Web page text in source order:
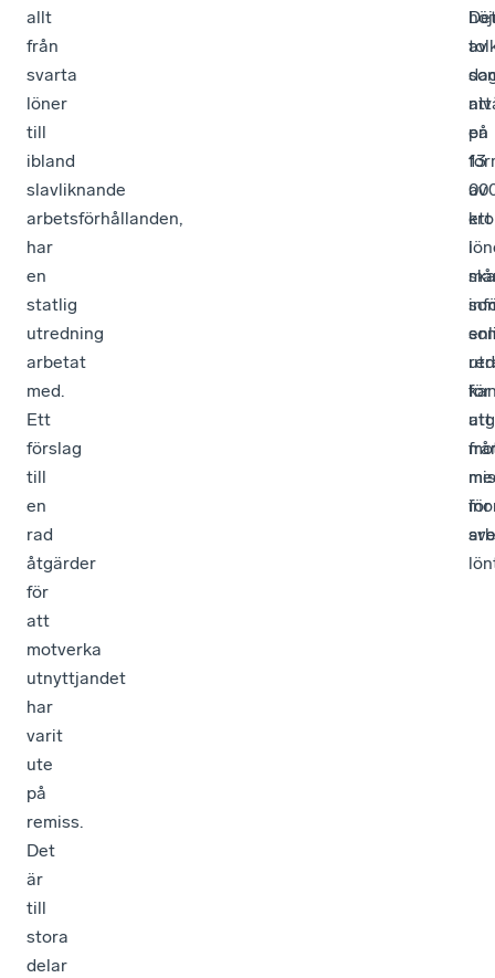
allt
från
svarta
löner
till
ibland
slavliknande
arbetsförhållanden,
har
en
statlig
utredning
arbetat
med.
Ett
förslag
till
en
rad
åtgärder
för
att
motverka
utnyttjandet
har
varit
ute
på
remiss.
Det
är
till
stora
delar
att
en
av
ett
ska
för
att
av
på
13
i
för